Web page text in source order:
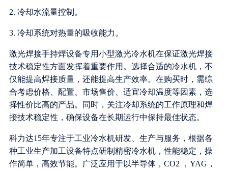
2. 冷却水流量控制。
3. 冷却系统对热量的吸收能力。
激光焊接手持焊设备专用小型激光冷水机在保证激光焊接
技术稳定性方面发挥着重要作用。选择合适的冷水机，不
仅能提高焊接质量，还能提高生产效率。在购买时，需综
合考虑价格、配置、市场售价、适宜冷却温度等因素，选
择性价比高的产品。同时，关注冷却系统的工作原理和焊
接技术稳定性，确保设备在长期运行中保持最佳状态。
科力达15年专注于工业冷水机研发、生产与服务，根据各
种工业生产加工设备特点研制精密冷水机，性能稳定，操
作简单，高效节能。广泛应用于以半导体，CO2 ，YAG，